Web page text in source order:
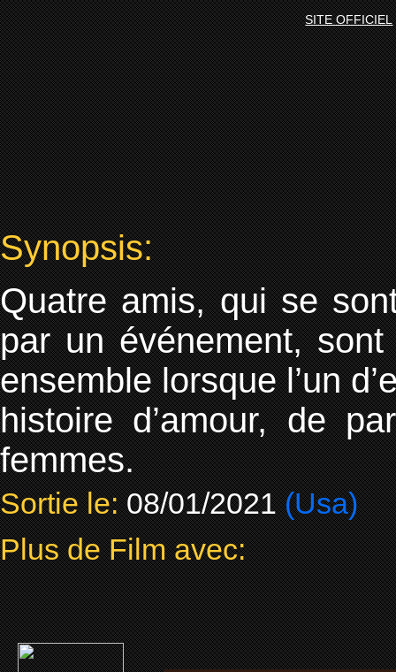
SITE OFFICIEL
Synopsis:
Quatre amis, qui se
par un événement,
ensemble lorsque l’un
histoire d’amour, de
femmes.
Sortie le: 08/01/2021 (Usa)
Plus de Film avec: